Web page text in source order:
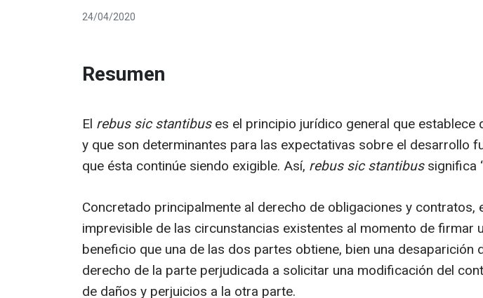
24/04/2020
Resumen
El rebus sic stantibuses el principio jurídico general que establece
y que son determinantes para las expectativas sobre el desarrollo
que ésta continúe siendo exigible. Así, rebus sic stantibussignifica
Concretado principalmente al derecho de obligaciones y
imprevisible de las circunstancias existentes al momento de firmar
beneficio que una de las dos partes obtiene, bien una
derecho de la parte perjudicada a solicitar una modificación del
de daños y perjuicios a la otra parte.